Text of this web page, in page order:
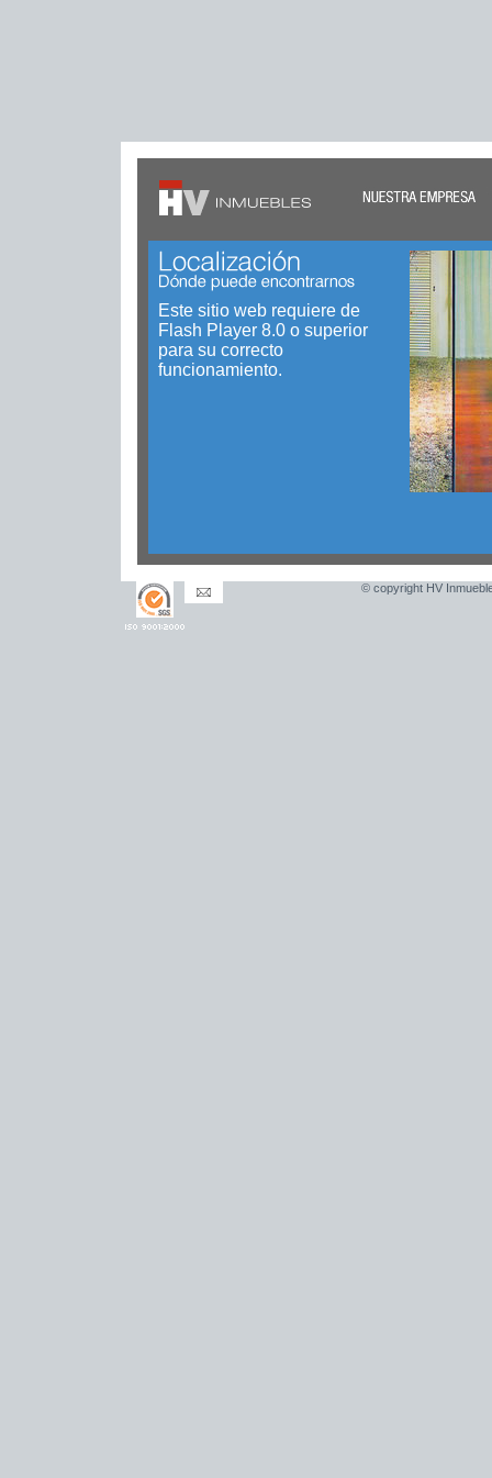
Este sitio web requiere de
Flash Player 8.0 o superior
para su correcto
funcionamiento.
© copyright HV